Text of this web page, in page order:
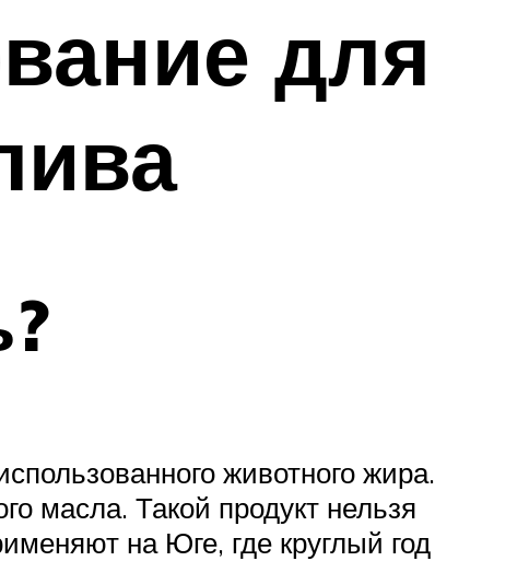
для
животного жира.
масла. Такой продукт нельзя
на Юге, где круглый год